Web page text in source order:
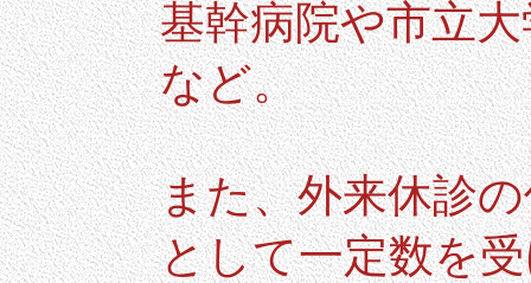
基幹病院や市立
など。
また、外来休診
として一定数を